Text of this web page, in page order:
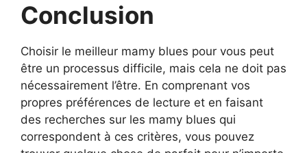
Conclusion
Choisir le meilleur mamy blues pour vous peut
être un processus difficile, mais cela ne doit pas
nécessairement l’être. En comprenant vos
propres préférences de lecture et en faisant
des recherches sur les mamy blues qui
correspondent à ces critères, vous pouvez